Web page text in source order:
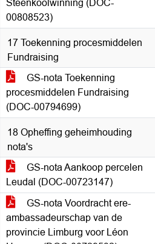
Steenkoolwinning (DOC-
00808523)
17 Toekenning procesmiddelen
Fundraising
GS-nota Toekenning
procesmiddelen Fundraising
(DOC-00794699)
18 Opheffing geheimhouding
nota's
GS-nota Aankoop percelen
Leudal (DOC-00723147)
GS-nota Voordracht ere-
ambassadeurschap van de
provincie Limburg voor Léon